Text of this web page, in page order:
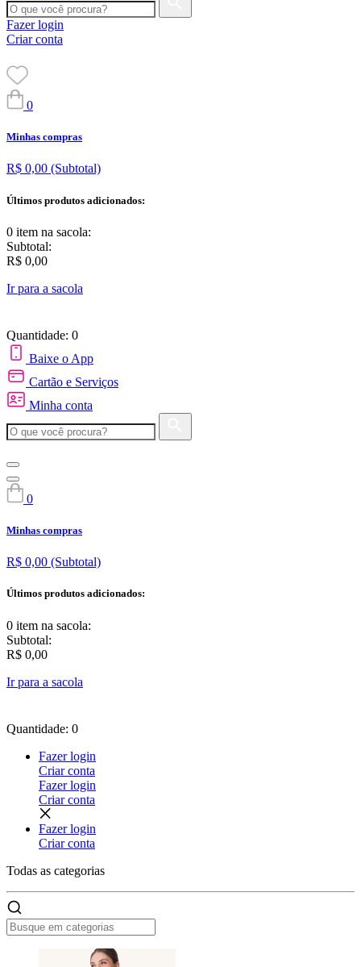
Fazer login
Criar conta
0
Minhas compras
R$ 0,00 (Subtotal)
Últimos produtos adicionados:
0 item na sacola:
Subtotal:
R$ 0,00
Ir para a sacola
Quantidade: 0
Baixe o App
Cartão e Serviços
Minha conta
0
Minhas compras
R$ 0,00 (Subtotal)
Últimos produtos adicionados:
0 item na sacola:
Subtotal:
R$ 0,00
Ir para a sacola
Quantidade: 0
Fazer login
Criar conta
Fazer login
Criar conta
Fazer login
Criar conta
Todas as categorias